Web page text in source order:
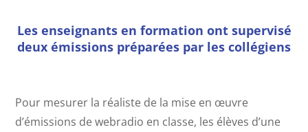
Les enseignants en formation ont supervisé
deux émissions préparées par les collégiens
Pour mesurer la réaliste de la mise en œuvre
d’émissions de webradio en classe, les élèves d’une